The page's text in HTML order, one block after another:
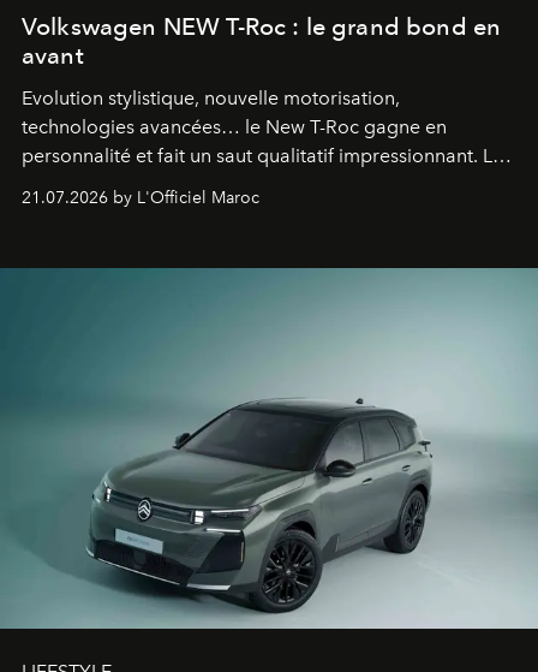
Volkswagen NEW T-Roc : le grand bond en
avant
Evolution stylistique, nouvelle motorisation,
technologies avancées… le New T-Roc gagne en
personnalité et fait un saut qualitatif impressionnant. Le
fétiche pour le rendre plus premium. Et le pari semble
21.07.2026 by L'Officiel Maroc